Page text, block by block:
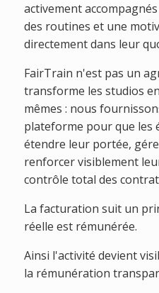
activement
des routines et une
directement dans leur
FairTrain n'est pas un
transforme les studios
mêmes : nous
plateforme pour que les
étendre leur portée,
renforcer visiblement
contrôle total des
La facturation suit un
réelle est rémunérée.
Ainsi l'activité devient
la rémunération